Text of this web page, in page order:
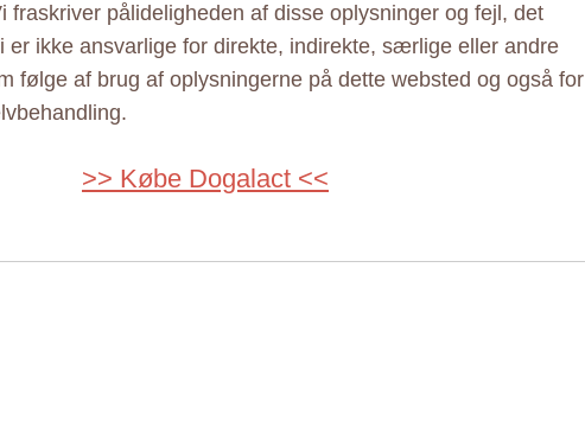
fraskriver pålideligheden af disse oplysninger og fejl, det
er ikke ansvarlige for direkte, indirekte, særlige eller andre
følge af brug af oplysningerne på dette websted og også for
>> Købe Dogalact <<